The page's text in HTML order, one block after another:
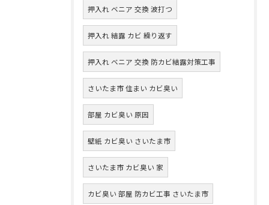
押入れ ベニア 交換 波打つ
押入れ 結露 カビ 繰り返す
押入れ ベニア 交換 防カビ結露対策工事
さいたま市 住まい カビ臭い
部屋 カビ臭い 原因
壁紙 カビ臭い さいたま市
さいたま市 カビ臭い 家
カビ臭い 部屋 防カビ工事 さいたま市